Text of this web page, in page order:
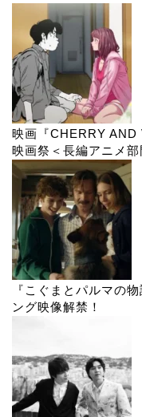
映画『CHERRY AND
映画祭＜長編アニメ
『こぐまとパルマの
ング映像解禁！